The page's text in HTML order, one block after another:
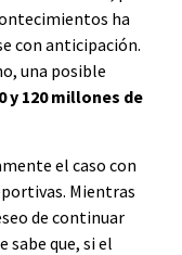
ha
con anticipación.
una posible
y 120 millones de
el caso con
Mientras
de continuar
sabe que, si el